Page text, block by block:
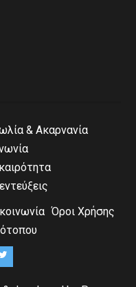
& Ακαρνανία
Όροι Χρήσης